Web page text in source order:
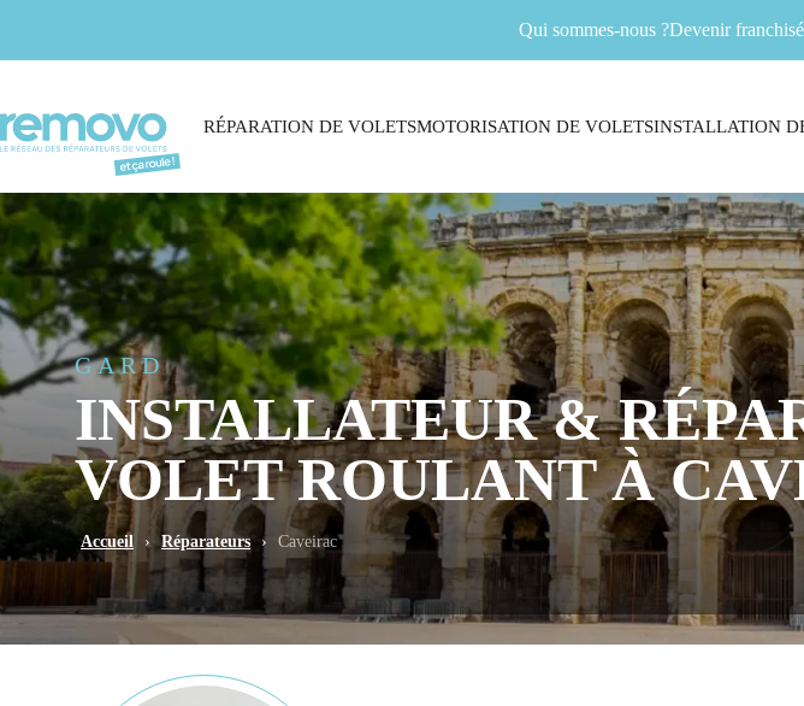
Qui sommes-nous ?Devenir franchisé
RÉPARATION DE VOLETSMOTORISATION DE VOLETSINSTALLATION
GARD
INSTALLATEUR &
VOLET ROULANT À
Accueil › Réparateurs › Caveirac